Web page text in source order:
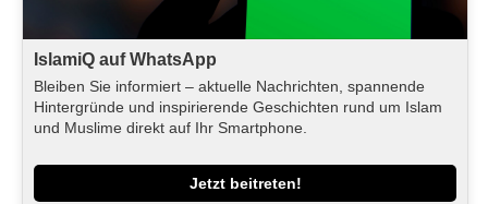
IslamiQ auf WhatsApp
Bleiben Sie informiert – aktuelle Nachrichten, spannende
Hintergründe und inspirierende Geschichten rund um Islam
und Muslime direkt auf Ihr Smartphone.
Jetzt beitreten!